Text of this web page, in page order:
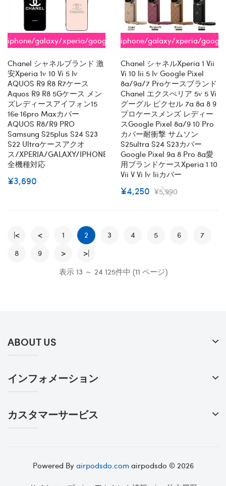
iphone/galaxy/xperia/google/aquos
Chanel シャネルブランド 激
安xperia 1v 10 Vi 5 Iv
AQUOS R9 R8 R7ケース
Aquos R9 R8 5Gケース メン
ズレディースアイフォン15
16e 16pro Maxカバー
AQUOS R8/R9 PRO
Samsung S25plus S24 S23
S22 Ultraケースアクオ
ス/XPERIA/GALAXY/IPHONE
全機種対応
¥3,690
iphone/galaxy/xperia/google
Chanel シャネルxperia 1 Vii
Vi 10 Iii 5 Iv Google Pixel
8a/9a/7 Proケースブランド
Chanel エクスぺリア 5v 5 Vi
グーグル ピクセル 7a 8a 8 9
プロケースメンズ レディー
スGoogle Pixel 8a/9 10 Pro
カバー耐衝撃 サムソン
S25ultra S24 S23カバー
Google Pixel 9a 8 Pro 8a愛
用ブランドケースxperia 1 10
Vii V Vi Iv Iiiカバー
¥4,250 ¥5,990
|< < 1 2 3 4 5 6
7
8
9 >
>|
表示 13 ～ 24 125件中 (11 ページ)
ABOUT US
インフォメーション
カスタマーサービス
Powered Byairpodsdo.comairpodsdo © 2026